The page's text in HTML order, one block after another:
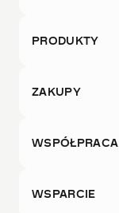
PRODUKTY
ZAKUPY
WSPÓŁPRACA
WSPARCIE